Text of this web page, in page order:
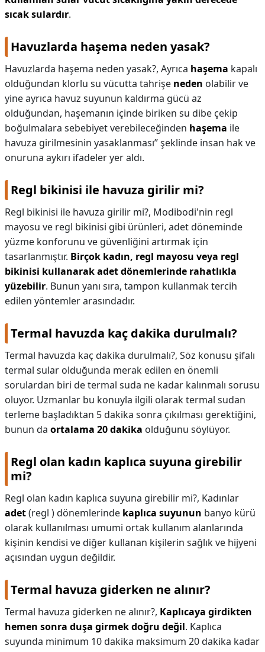
sıcak sulardır.
Havuzlarda haşema neden yasak?
Havuzlarda haşema neden yasak?, Ayrıca haşema kapalı
olduğundan klorlu su vücutta tahrişe neden olabilir ve
yine ayrıca havuz suyunun kaldırma gücü az
olduğundan, haşemanın içinde biriken su dibe çekip
boğulmalara sebebiyet verebileceğinden haşema ile
havuza girilmesinin yasaklanması” şeklinde insan hak ve
onuruna aykırı ifadeler yer aldı.
Regl bikinisi ile havuza girilir mi?
Regl bikinisi ile havuza girilir mi?, Modibodi'nin regl
mayosu ve regl bikinisi gibi ürünleri, adet döneminde
yüzme konforunu ve güvenliğini artırmak için
tasarlanmıştır. Birçok kadın, regl mayosu veya regl
bikinisi kullanarak adet dönemlerinde rahatlıkla
yüzebilir. Bunun yanı sıra, tampon kullanmak tercih
edilen yöntemler arasındadır.
Termal havuzda kaç dakika durulmalı?
Termal havuzda kaç dakika durulmalı?, Söz konusu şifalı
termal sular olduğunda merak edilen en önemli
sorulardan biri de termal suda ne kadar kalınmalı sorusu
oluyor. Uzmanlar bu konuyla ilgili olarak termal sudan
terleme başladıktan 5 dakika sonra çıkılması gerektiğini,
bunun da ortalama 20 dakika olduğunu söylüyor.
Regl olan kadın kaplıca suyuna girebilir
mi?
Regl olan kadın kaplıca suyuna girebilir mi?, Kadınlar
adet(regl ) dönemlerinde kaplıca suyunun banyo kürü
olarak kullanılması umumi ortak kullanım alanlarında
kişinin kendisi ve diğer kullanan kişilerin sağlık ve hijyeni
açısından uygun değildir.
Termal havuza giderken ne alınır?
Termal havuza giderken ne alınır?, Kaplıcaya girdikten
hemen sonra duşa girmek doğru değil. Kaplıca
suyunda minimum 10 dakika maksimum 20 dakika kadar